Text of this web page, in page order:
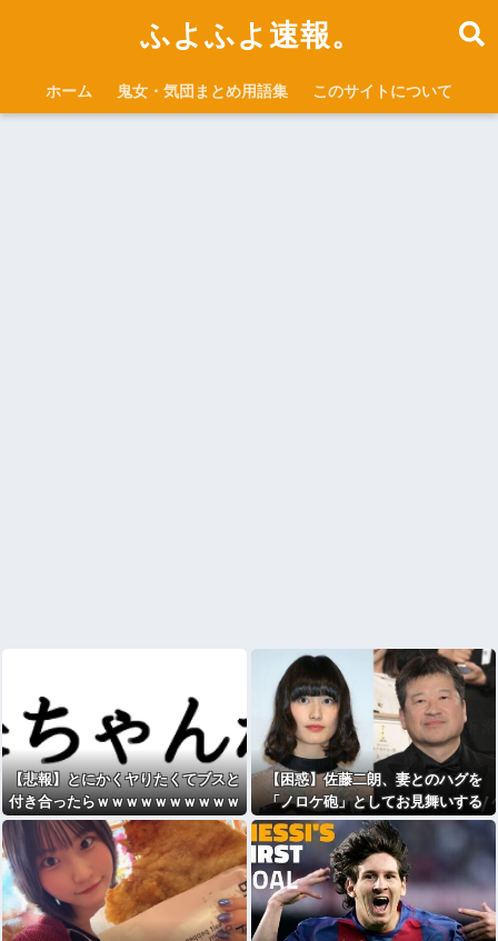
ふよふよ速報。
ホーム 鬼女・気団まとめ用語集 このサイトについて
【悲報】とにかくヤりたくてブスと
付き合ったらｗｗｗｗｗｗｗｗｗｗ
ｗwwww
【困惑】佐藤二朗、妻とのハグを
「ノロケ砲」としてお見舞いする